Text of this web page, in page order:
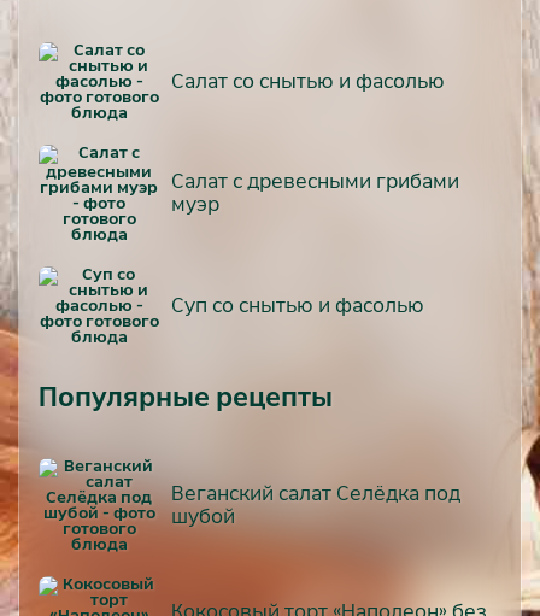
Салат со снытью и фасолью
Салат с древесными грибами
муэр
Суп со снытью и фасолью
Популярные рецепты
Веганский салат Селёдка под
шубой